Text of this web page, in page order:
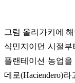
그럼 올리가키에
식민지이던 시절부
플랜테이션 농업을
데로(Haciendero)라